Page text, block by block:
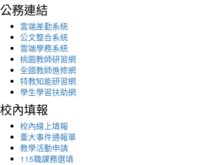
公務連結
雲端差勤系統
公文整合系統
雲端學務系統
桃園教師研習網
全國教師進修網
特教知能研習網
學生學習扶助網
校內填報
校內線上填報
重大事件通報單
教學活動申請
115職課務選填